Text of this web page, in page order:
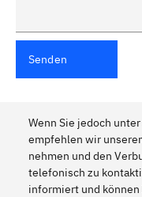
Senden
Wenn Sie jedoch
empfehlen wir
nehmen und den
telefonisch zu
informiert und